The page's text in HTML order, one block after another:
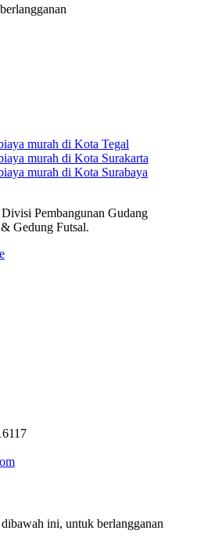
murah di Kota Tegal
murah di Kota Surakarta
murah di Kota Surabaya
Pembangunan Gudang
Gedung Futsal.
ini, untuk berlangganan